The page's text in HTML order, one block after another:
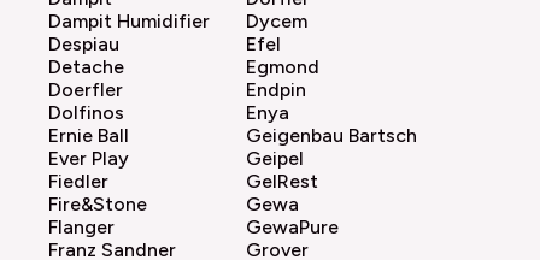
Dampit Humidifier
Despiau
Detache
Doerfler
Dolfinos
Dycem
Efel
Egmond
Endpin
Enya
Ernie Ball
Ever Play
Fiedler
Fire&Stone
Flanger
Franz Sandner
Geigenbau Bartsch
Geipel
GelRest
Gewa
GewaPure
Grover